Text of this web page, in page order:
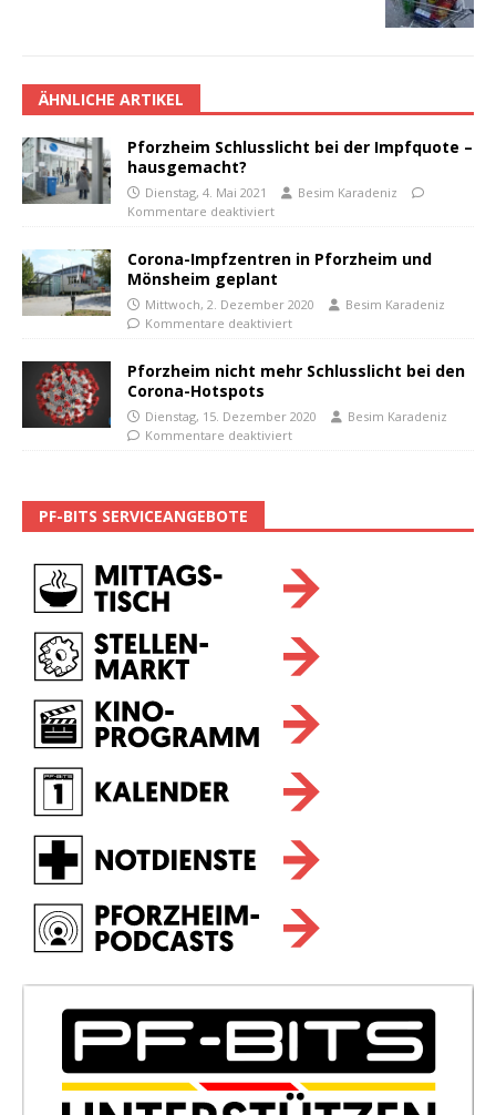
ÄHNLICHE ARTIKEL
Pforzheim Schlusslicht bei der Impfquote –
hausgemacht?
Dienstag, 4. Mai 2021
Besim Karadeniz
Kommentare deaktiviert
Corona-Impfzentren in Pforzheim und
Mönsheim geplant
Mittwoch, 2. Dezember 2020
Besim Karadeniz
Kommentare deaktiviert
Pforzheim nicht mehr Schlusslicht bei den
Corona-Hotspots
Dienstag, 15. Dezember 2020
Besim Karadeniz
Kommentare deaktiviert
PF-BITS SERVICEANGEBOTE